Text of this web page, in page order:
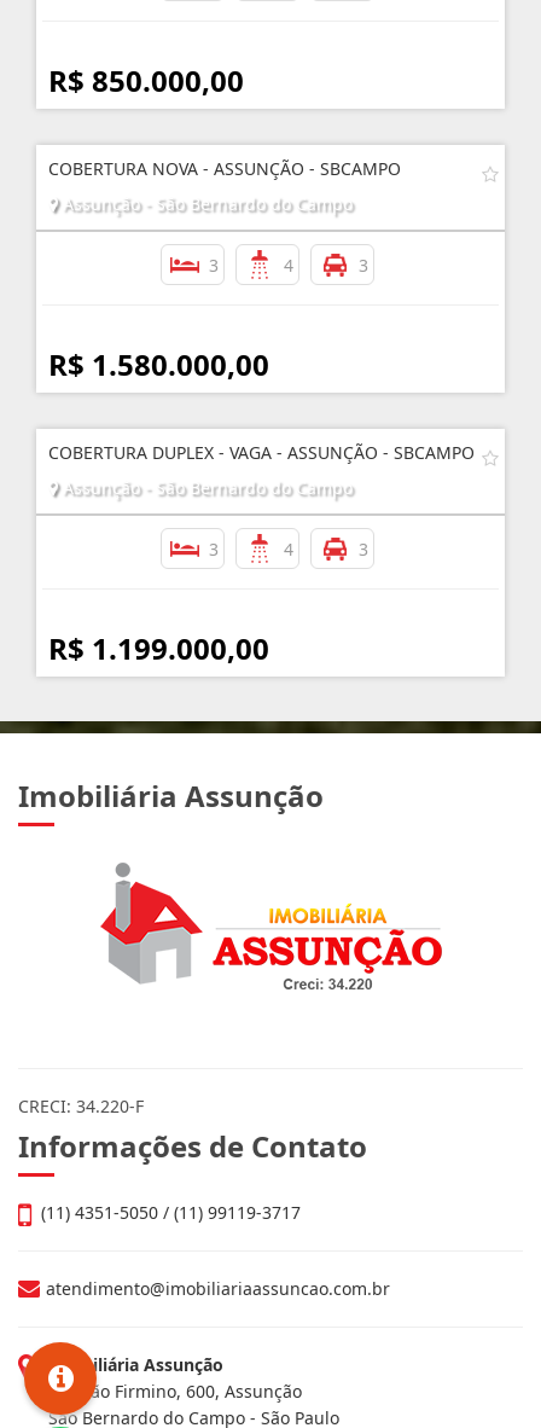
R$ 850.000,00
COBERTURA NOVA - ASSUNÇÃO - SBCAMPO
Assunção - São Bernardo do Campo
3 4 3
R$ 1.580.000,00
COBERTURA DUPLEX - VAGA - ASSUNÇÃO - SBCAMPO
Assunção - São Bernardo do Campo
3 4 3
R$ 1.199.000,00
Imobiliária Assunção
CRECI: 34.220-F
Informações de Contato
(11) 4351-5050 / (11) 99119-3717
atendimento@imobiliariaassuncao.com.br
Imobiliária Assunção
Av. João Firmino, 600, Assunção
São Bernardo do Campo - São Paulo